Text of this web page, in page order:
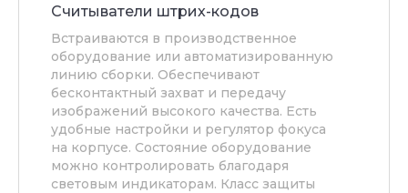
Считыватели штрих-кодов
Встраиваются в производственное
оборудование или автоматизированную
линию сборки. Обеспечивают
бесконтактный захват и передачу
изображений высокого качества. Есть
удобные настройки и регулятор фокуса
на корпусе. Состояние оборудование
можно контролировать благодаря
световым индикаторам. Класс защиты